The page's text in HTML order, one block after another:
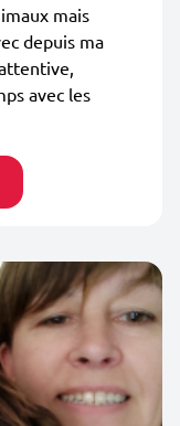
mais
depuis ma
avec les